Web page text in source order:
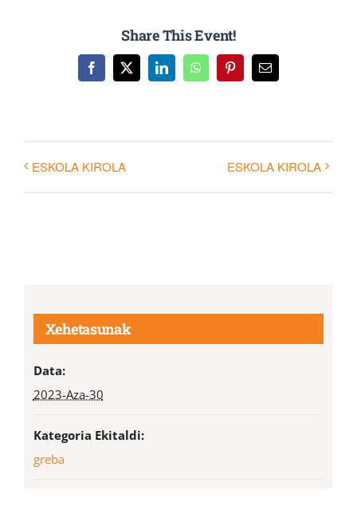
Share This Event!
Facebook
X LinkedInWhatsAppPinterestEmail
ESKOLA KIROLA ESKOLA KIROLA
Xehetasunak
Data:
2023-Aza-30
Kategoria Ekitaldi:
greba